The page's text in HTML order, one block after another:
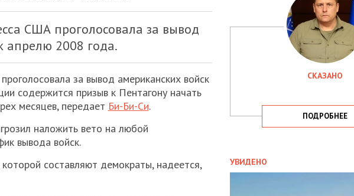
США проголосовала за вывод
апрелю 2008 года.
за вывод американских войск
содержится призыв к Пентагону начать
месяцев, передает Би-Би-Си.
наложить вето на любой
вывода войск.
составляют демократы, надеется,
СКАЗАНО
ПОДРОБНЕЕ
УВИДЕНО
ЗАТРИМАЛА